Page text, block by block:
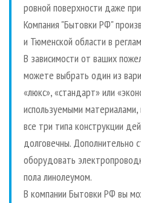
ровной поверхности даже
Компания "Бытовки РФ"
и Тюменской области в
В зависимости от ваших
можете выбрать один из
«люкс», «стандарт» или
используемыми
все три типа конструкции
долговечны. Дополнительно
оборудовать
пола линолеумом.
В компании Бытовки РФ вы